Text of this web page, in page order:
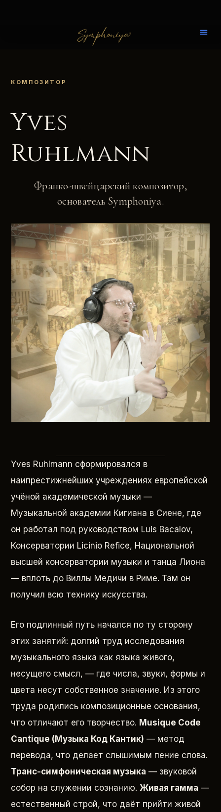
КОМПОЗИТОР
Yves
Ruhlmann
Франко-швейцарский композитор,
основатель Symphoniya.
Yves Ruhlmann сформировался в
наипрестижнейших учреждениях европейской
учёной академической музыки —
Музыкальной академии Кигиана в Сиене, где
он работал под руководством Luis Bacalov,
Консерватории Licinio Refice, Национальной
высшей консерватории музыки и танца Лиона
— вплоть до Виллы Медичи в Риме. Там он
получил всю технику искусства.
Его подлинный путь начался по ту сторону
этих занятий: долгий труд исследования
музыкального языка как языка живого,
несущего смысл, — где числа, звуки, формы и
цвета несут собственное значение. Из этого
труда родились композиционные основания,
что отличают его творчество. Musique Code
Cantique (Музыка Код Кантик) — метод
перевода, что делает слышимым пение слова.
Транс-симфоническая музыка — звуковой
собор на служении сознанию. Живая гамма —
естественный строй, что даёт прийти живой